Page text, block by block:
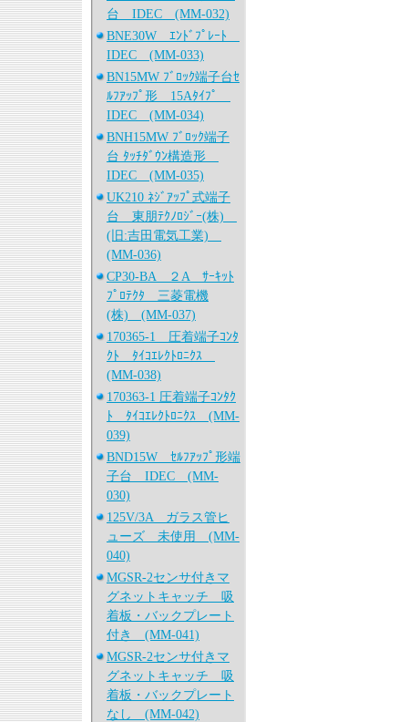
台 IDEC (MM-032)
BNE30W ｴﾝﾄﾞﾌﾟﾚｰﾄ
IDEC (MM-033)
BN15MW ﾌﾞﾛｯｸ端子台ｾ
ﾙﾌｱｯﾌﾟ形 15Aﾀｲﾌﾟ
IDEC (MM-034)
BNH15MW ﾌﾞﾛｯｸ端子
台 ﾀｯﾁﾀﾞｳﾝ構造形
IDEC (MM-035)
UK210 ﾈｼﾞｱｯﾌﾟ式端子
台 東朋ﾃｸﾉﾛｼﾞｰ(株)
(旧:吉田電気工業)
(MM-036)
CP30-BA ２A ｻｰｷｯﾄ
ﾌﾟﾛﾃｸﾀ 三菱電機
(株) (MM-037)
170365-1 圧着端子ｺﾝﾀ
ｸﾄ ﾀｲｺｴﾚｸﾄﾛﾆｸｽ
(MM-038)
170363-1 圧着端子ｺﾝﾀｸ
ﾄ ﾀｲｺｴﾚｸﾄﾛﾆｸｽ (MM-
039)
BND15W ｾﾙﾌｱｯﾌﾟ形端
子台 IDEC (MM-
030)
125V/3A ガラス管ヒ
ューズ 未使用 (MM-
040)
MGSR-2センサ付きマ
グネットキャッチ 吸
着板・バックプレート
付き (MM-041)
MGSR-2センサ付きマ
グネットキャッチ 吸
着板・バックプレート
なし (MM-042)